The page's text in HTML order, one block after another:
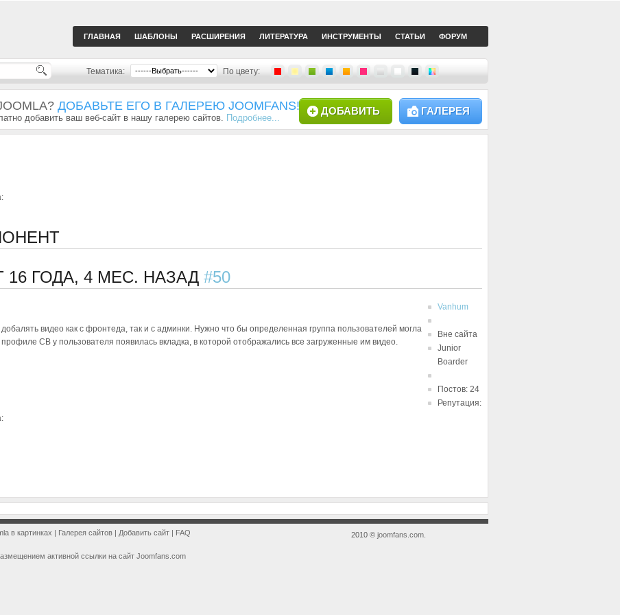
ГЛАВНАЯ ШАБЛОНЫ РАСШИРЕНИЯ ЛИТЕРАТУРА ИНСТРУМЕНТЫ СТАТЬИ ФОРУМ
Тематика: По цвету:
ДОБАВЬТЕ ЕГО В ГАЛЕРЕЮ JOOMFANS!
добавить ваш веб-сайт в нашу галерею сайтов. Подробнее...
ГАЛЕРЕЯ
ДОБАВИТЬ
16 ГОДА, 4 МЕС. НАЗАД #50
видео как с фронтеда, так и с админки. Нужно что бы определенная группа пользователей могла
CB у пользователя появилась вкладка, в которой отображались все загруженные им видео.
Vanhum
Вне сайта
Junior
Boarder
Постов: 24
Репутация:
в картинках | Галерея сайтов | Добавить сайт | FAQ
активной ссылки на сайт Joomfans.com
2010 © joomfans.com